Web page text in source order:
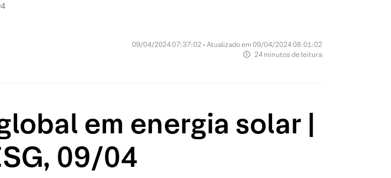
09/04/2024 07:37:02 • Atualizado em 09/04/2024 08:01:02
24 minutos de leitura
em energia solar |
09/04